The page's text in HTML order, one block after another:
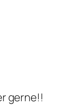
gerne!!